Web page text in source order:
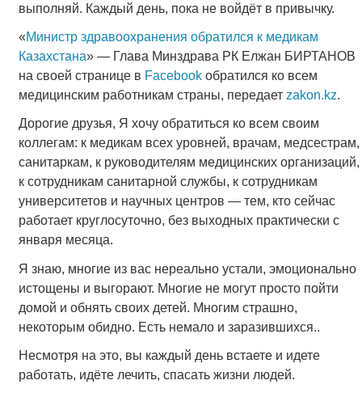
выполняй. Каждый день, пока не войдёт в привычку.
«Министр здравоохранения обратился к медикам
Казахстана» — Глава Минздрава РК Елжан БИРТАНОВ
на своей странице в Facebookобратился ко всем
медицинским работникам страны, передает zakon.kz.
Дорогие друзья, Я хочу обратиться ко всем своим
коллегам: к медикам всех уровней, врачам, медсестрам,
санитаркам, к руководителям медицинских организаций,
к сотрудникам санитарной службы, к сотрудникам
университетов и научных центров — тем, кто сейчас
работает круглосуточно, без выходных практически с
января месяца.
Я знаю, многие из вас нереально устали, эмоционально
истощены и выгорают. Многие не могут просто пойти
домой и обнять своих детей. Многим страшно,
некоторым обидно. Есть немало и заразившихся..
Несмотря на это, вы каждый день встаете и идете
работать, идёте лечить, спасать жизни людей.